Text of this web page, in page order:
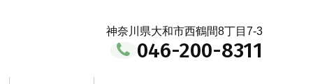
神奈川県大和市西鶴間8丁目7-3
046-200-8311